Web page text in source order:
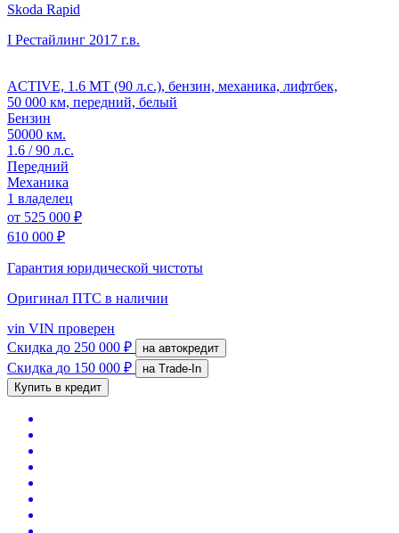
Skoda Rapid
I Рестайлинг 2017 г.в.
ACTIVE, 1.6 MT (90 л.с.), бензин, механика, лифтбек,
50 000 км, передний, белый
Бензин
50000 км.
1.6 / 90 л.с.
Передний
Механика
1 владелец
от 525 000 ₽
610 000 ₽
Гарантия юридической чистоты
Оригинал ПТС в наличии
vin VIN проверен
Скидка до 250 000 ₽ на автокредит
Скидка до 150 000 ₽
на Trade-In
Купить в кредит